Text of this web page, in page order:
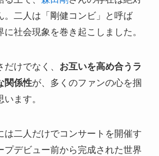
。二人は「剛健コンビ」と呼ば
社会現象を巻き起こしました。
けでなく、 お互いを高め合うラ
関係性が、多くのファンの心を掴
ます。
は二人だけでコンサートを開催す
プデビュー前から完成された世界